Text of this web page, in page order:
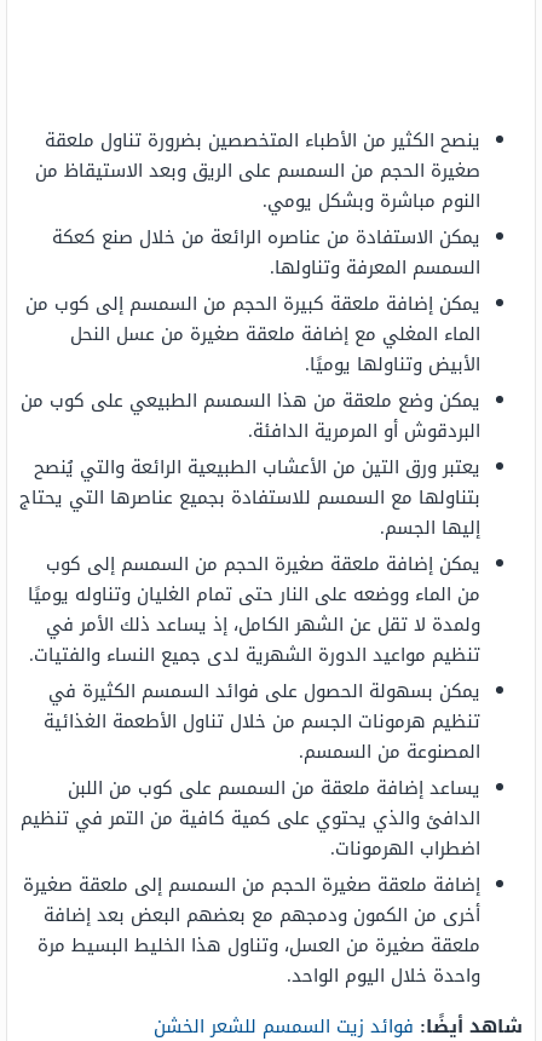
ينصح الكثير من الأطباء المتخصصين بضرورة تناول ملعقة
صغيرة الحجم من السمسم على الريق وبعد الاستيقاظ من
النوم مباشرة وبشكل يومي.
يمكن الاستفادة من عناصره الرائعة من خلال صنع كعكة
السمسم المعرفة وتناولها.
يمكن إضافة ملعقة كبيرة الحجم من السمسم إلى كوب من
الماء المغلي مع إضافة ملعقة صغيرة من عسل النحل
الأبيض وتناولها يوميًا.
يمكن وضع ملعقة من هذا السمسم الطبيعي على كوب من
البردقوش أو المرمرية الدافئة.
يعتبر ورق التين من الأعشاب الطبيعية الرائعة والتي يُنصح
بتناولها مع السمسم للاستفادة بجميع عناصرها التي يحتاج
إليها الجسم.
يمكن إضافة ملعقة صغيرة الحجم من السمسم إلى كوب
من الماء ووضعه على النار حتى تمام الغليان وتناوله يوميًا
ولمدة لا تقل عن الشهر الكامل، إذ يساعد ذلك الأمر في
تنظيم مواعيد الدورة الشهرية لدى جميع النساء والفتيات.
يمكن بسهولة الحصول على فوائد السمسم الكثيرة في
تنظيم هرمونات الجسم من خلال تناول الأطعمة الغذائية
المصنوعة من السمسم.
يساعد إضافة ملعقة من السمسم على كوب من اللبن
الدافئ والذي يحتوي على كمية كافية من التمر في تنظيم
اضطراب الهرمونات.
إضافة ملعقة صغيرة الحجم من السمسم إلى ملعقة صغيرة
أخرى من الكمون ودمجهم مع بعضهم البعض بعد إضافة
ملعقة صغيرة من العسل، وتناول هذا الخليط البسيط مرة
واحدة خلال اليوم الواحد.
شاهد أيضًا: فوائد زيت السمسم للشعر الخشن